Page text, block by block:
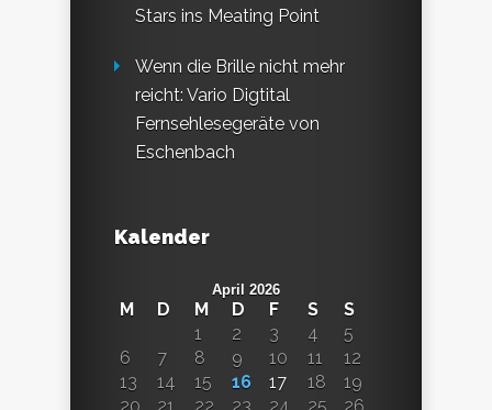
Stars ins Meating Point
Wenn die Brille nicht mehr
reicht: Vario Digtital
Fernsehlesegeräte von
Eschenbach
Kalender
April 2026
M D M D F S
S
1
2 3 4
5
6
7 8 9 10 11
12
13
14 15 16 17 18
19